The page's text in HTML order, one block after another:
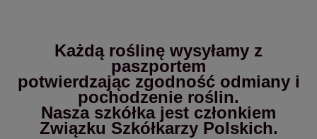
Każdą roślinę wysyłamy z
paszportem
potwierdzając zgodność odmiany i
pochodzenie roślin.
Nasza szkółka jest członkiem
Związku Szkółkarzy Polskich.